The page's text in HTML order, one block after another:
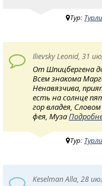
Тур:
Ilievsky Leonid, 31
От Шпицбергена
Всем знакома
Ненавязчива,
есть на солнце
гор владея,
фея, Муза
Тур:
Keselman Alla, 28